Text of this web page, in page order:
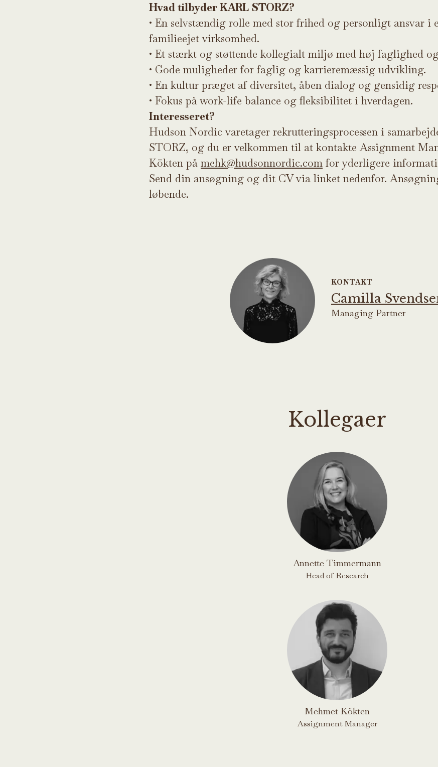
Hvad tilbyder KARL STORZ?
• En selvstændig rolle med stor frihed og personligt ansvar i
familieejet virksomhed.
• Et stærkt og støttende kollegialt miljø med høj faglighed
• Gode muligheder for faglig og karrieremæssig udvikling.
• En kultur præget af diversitet, åben dialog og gensidig
• Fokus på work-life balance og fleksibilitet i hverdagen.
Interesseret?
Hudson Nordic varetager rekrutteringsprocessen i
STORZ, og du er velkommen til at kontakte Assignment
Kökten på mehk@hudsonnordic.com for yderligere
Send din ansøgning og dit CV via linket nedenfor.
løbende.
KONTAKT
Camilla
Managing Partner
Kollegaer
Annette Timmermann
Head of Research
Mehmet Kökten
Assignment Manager